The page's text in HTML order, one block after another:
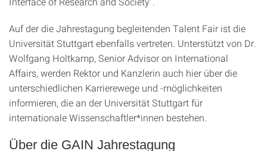
Auf der die Jahrestagung begleitenden Talent Fair ist die
Universität Stuttgart ebenfalls vertreten. Unterstützt von Dr.
Wolfgang Holtkamp, Senior Advisor on International
Affairs, werden Rektor und Kanzlerin auch hier über die
unterschiedlichen Karrierewege und -möglichkeiten
informieren, die an der Universität Stuttgart für
internationale Wissenschaftler*innen bestehen.
Über die GAIN Jahrestagung